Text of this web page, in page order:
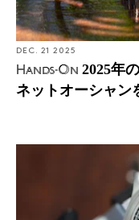
DEC. 21 2025
Hands-On 2025年
ネットオーシャン